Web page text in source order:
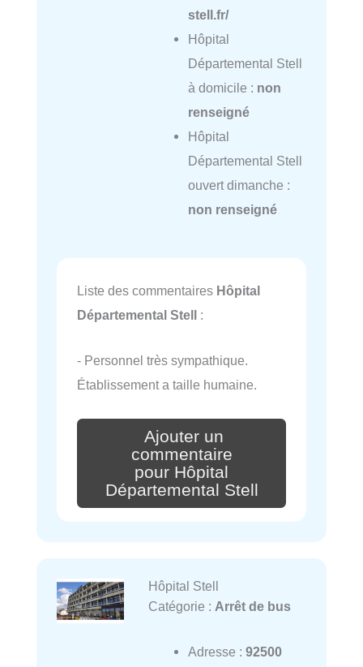
stell.fr/
Hôpital
Départemental Stell
à domicile : non
renseigné
Hôpital
Départemental Stell
ouvert dimanche :
non renseigné
Liste des commentaires Hôpital
Départemental Stell :
- Personnel très sympathique.
Établissement a taille humaine.
Ajouter un
commentaire
pour Hôpital
Départemental Stell
Hôpital Stell
Catégorie : Arrêt de bus
Adresse : 92500